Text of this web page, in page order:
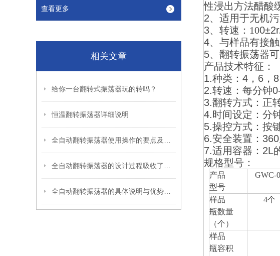
查看更多
相关文章
给你一台翻转式振荡器玩的转吗？
恒温翻转振荡器详细说明
性浸出方法醋酸
2、适用于无机
3、转速：10
4、与样品有接
5、翻转振荡器
产品技术特征：
1.种类： 4 ， 6 ， 8
2.转速：每分钟
3.翻转方式：正
4.时间设定：分
5.操控方式：按
6.安全装置： 360
7.适用容器： 2L
规格型号：
产品
型号
GWC-
样品
瓶数量
（个）
4个
样品
瓶容积